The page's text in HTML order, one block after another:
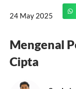
24 May 2025
Mengenal
Cipta